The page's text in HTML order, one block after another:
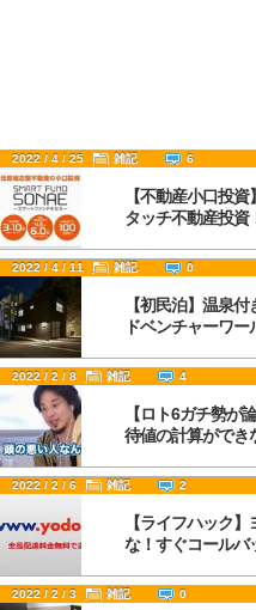
2022 / 4 / 25 雑記 6
【不動産小口投
タッチ不動産投資
2022 / 4 / 11 雑記 0
【初民泊】温泉
ドベンチャーワ
2022 / 2 / 8 雑記 4
【ロト6ガチ勢が
待値の計算ができ
2022 / 2 / 6 雑記 2
【ライフハック
な！すぐコールバ
2022 / 2 / 3 雑記 0